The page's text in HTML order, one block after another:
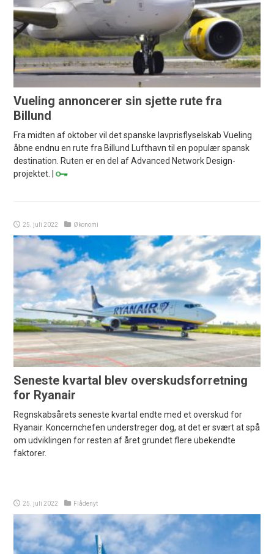
Vueling annoncerer sin sjette rute fra
Billund
Fra midten af oktober vil det spanske lavprisflyselskab Vueling
åbne endnu en rute fra Billund Lufthavn til en populær spansk
destination. Ruten er en del af Advanced Network Design-
projektet. |
25. juli 2022 Økonomi
Seneste kvartal blev overskudsforretning
for Ryanair
Regnskabsårets seneste kvartal endte med et overskud for
Ryanair. Koncernchefen understreger dog, at det er svært at spå
om udviklingen for resten af året grundet flere ubekendte
faktorer.
25. juli 2022 Flådenyt